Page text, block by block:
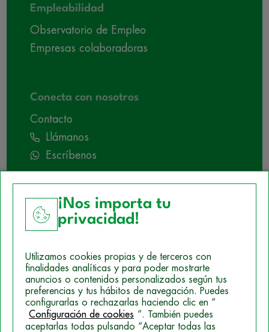
Empleabilidad
Observatorio de Empleo
Empresas colaboradoras
Conecta con nosotros
Contacto
Llámanos
Escríbenos
Aviso Legal
¡Nos importa tu
privacidad!
Utilizamos cookies propias y de terceros con
finalidades analíticas y para poder mostrarte
anuncios o contenidos personalizados según tus
preferencias y tus hábitos de navegación. Puedes
configurarlas o rechazarlas haciendo clic en “
Configuración de cookies ”. También puedes
aceptarlas todas pulsando “Aceptar todas las